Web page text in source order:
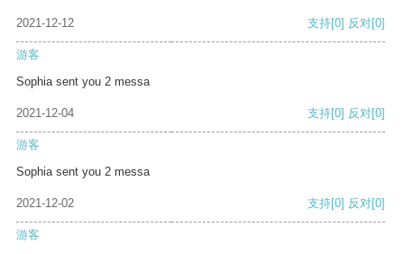
2021-12-12 支持[0] 反对[0]
游客
Sophia sent you 2 messa
2021-12-04 支持[0] 反对[0]
游客
Sophia sent you 2 messa
2021-12-02 支持[0] 反对[0]
游客